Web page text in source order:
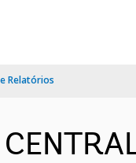
Relatórios